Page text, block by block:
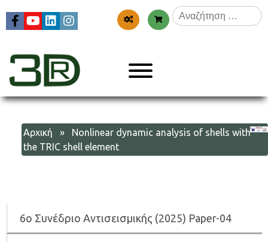
Αναζήτηση
για:
3dr
Αρχική » Nonlinear dynamic analysis of shells with
the TRIC shell element
6ο Συνέδριο Αντισεισμικής (2025) Paper-04